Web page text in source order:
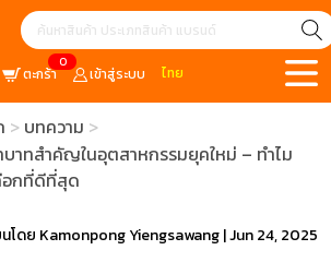
0
ตะกร้า เข้าสู่ระบบ ไทย
บทความ
บาทสำคัญในอุตสาหกรรมยุคใหม่ – ทำไม
อกที่ดีที่สุด
โดย Kamonpong Yiengsawang|Jun 24, 2025